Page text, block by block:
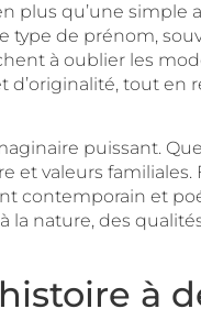
plus qu’une simple
type de prénom,
à oublier les
tout en
puissant.
valeurs familiales.
contemporain et
nature, des
à